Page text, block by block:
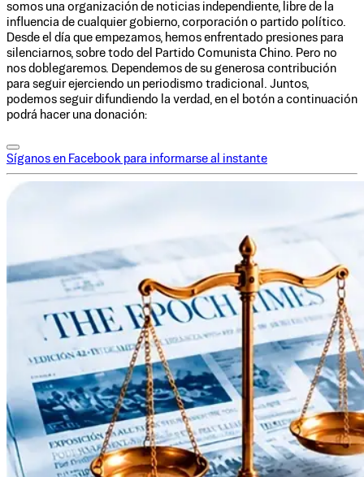
somos una organización de noticias independiente, libre de la
influencia de cualquier gobierno, corporación o partido político.
Desde el día que empezamos, hemos enfrentado presiones para
silenciarnos, sobre todo del Partido Comunista Chino. Pero no
nos doblegaremos. Dependemos de su generosa contribución
para seguir ejerciendo un periodismo tradicional. Juntos,
podemos seguir difundiendo la verdad, en el botón a continuación
podrá hacer una donación:
Síganos en Facebook para informarse al instante